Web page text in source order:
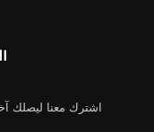
اشترك معنا ليصلك